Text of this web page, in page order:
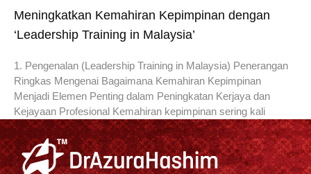
Meningkatkan Kemahiran Kepimpinan dengan
‘Leadership Training in Malaysia’
1. Pengenalan (Leadership Training in Malaysia) Penerangan
Ringkas Mengenai Bagaimana Kemahiran Kepimpinan
Menjadi Elemen Penting dalam Peningkatan Kerjaya dan
Kejayaan Profesional Kemahiran kepimpinan sering kali